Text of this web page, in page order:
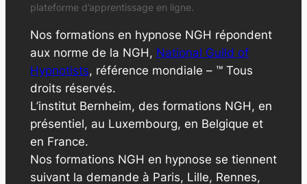
plateforme d’apprentissage en ligne.
Nos formations en hypnose NGH répondent
aux norme de la NGH, National Guild of
Hypnotists, référence mondiale – ™ Tous
droits réservés.
L’institut Bernheim, des formations NGH, en
présentiel, au Luxembourg, en Belgique et
en France.
Nos formations NGH en hypnose se tiennent
suivant la demande à Paris, Lille, Rennes,